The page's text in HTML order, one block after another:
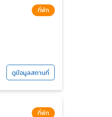
ที่พัก
ดูข้อมูลสถานที่
ที่พัก